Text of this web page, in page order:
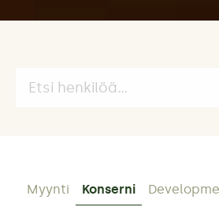
henkilöitä:
Myynti Konserni